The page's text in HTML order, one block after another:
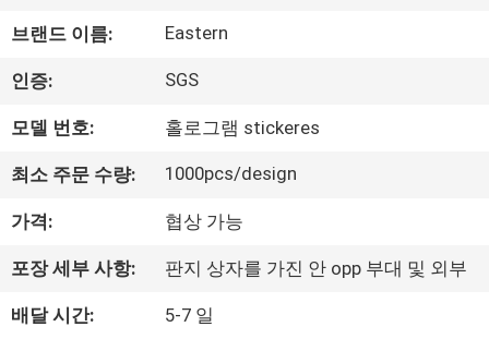
우
리
에
여
공
브랜드 이름: Eastern
인증: SGS
모델 번호: 홀로그램 stickeres
최소 주문 수량: 1000pcs/design
가격: 협상 가능
포장 세부 사항: 판지 상자를 가진 안 opp 부대 및 외부
배달 시간: 5-7 일